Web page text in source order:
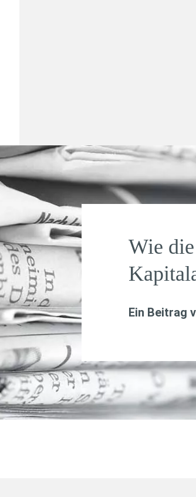
Wie
Ein Beitrag